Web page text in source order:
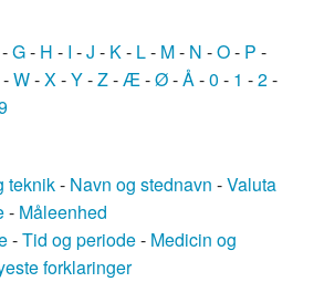
-G- H - I -J - K- L- M- N -O- P -
-W-X-Y-Z-Æ-Ø-Å-0 - 1 -2-
teknik- Navn og stednavn -Valuta
- Måleenhed
-Tid og periode- Medicin og
forklaringer